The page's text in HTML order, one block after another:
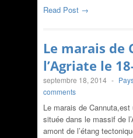
Read Post →
Le marais de
l’Agriate le
septembre 18, 2014 -
comments
Le marais de
située dans le massif de
amont de l’étang